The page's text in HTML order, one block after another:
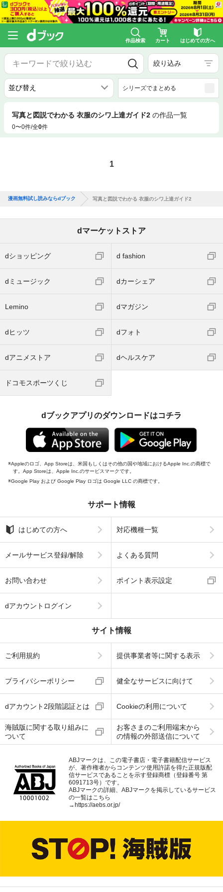
作品検索 カート はじめての方へ
絞り込み
シリーズでまとめる
写真と図説でわかる 衣服のシワ上達ガイド2 の作品一覧
0〜0件/全0件
1
漫画無料試し読みならdブック 写真と図説でわかる 衣服のシワ上達ガイド2
dマーケットストア
dショッピング d fashion
dミュージック dカーシェア
Lemino dマガジン
dヒッツ dフォト
dアニメストア dヘルスケア
ドコモスポーツくじ
dブックアプリのダウンロードはコチラ
Appleのロゴ、App Storeは、米国もしくはその他の国や地域におけるApple Inc.の商標で
す。App Storeは、Apple Inc.のサービスマークです。
Google Play および Google Play ロゴは Google LLC の商標です。
サポート情報
はじめての方へ 対応機種一覧
メールサービス登録/解除 よくある質問
お問い合わせ ポイント表示設定
dアカウントログイン
サイト情報
ご利用規約 提供事業者等に関する表示
プライバシーポリシー 健全なサービスに向けて
dアカウント2段階認証とは Cookieの利用について
海賊版に関する取り組みに
ついて
お客さまのご利用端末から
の情報の外部送信について
ABJマークは、この電子書店・電子書籍配信サービス
が、著作権者からコンテンツ使用許諾を得た正規版配
信サービスであることを示す登録商標（登録番号 第
6091713号）です。
ABJマークの詳細、ABJマークを掲示しているサービス
の一覧はこちら
→https://aebs.or.jp/